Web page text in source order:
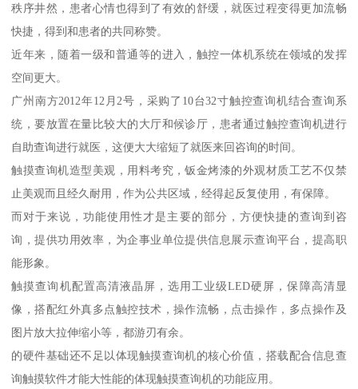
秩序井然，患者心情也得到了有效的舒缓，就医过程变得更加流畅
快捷，得到和患者的共同称赞。
近年来，随着一级和普通等的进入，触控一体机系统在领域的发挥
空间更大。
广州南方2012年12月2号，采购了10台32寸触控查询机结合查询系
统，要放置在量比较大的大厅和候诊厅，患者通过触控查询机进行
自助查询进行就医，这便大大缩短了就医来回咨询的时间。
触摸查询机造型美观，用料考究，钣金烤漆的外观材质工艺不仅禁
止美观而且经久耐用，作为公共区域，经得起反复使用，有保障。
而对于来说，功能使用性才是主要的部分，方便快捷的查询到咨
询，提供功用效率，为企事业单位提供信息展示查询平台，提高职
能形象。
触摸查询机配置高清液晶屏，选用工业级LED硬屏，保障高清显
像，搭配红外真多点触控技术，操作流畅，点击操作，多点操作及
图片放大拉伸缩小等，都游刃有余。
的硬件基础还不足以体现触摸查询机的核心价值，搭载配合信息查
询触摸软件才能大性能的体现触摸查询机的功能应用。